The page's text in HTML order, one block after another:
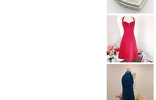
Years
Convertible
Child
Black
Vintage
George
Good
Shaped
Trinket
Box
Cream
Porcelain
Embossed
David
Rhinestone
Halter